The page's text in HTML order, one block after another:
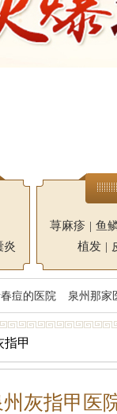
炎
荨麻疹 | 鱼
植发 |
痘的医院 泉州那家
指甲
州灰指甲医